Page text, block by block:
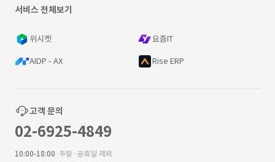
서비스 전체보기
위시켓 요즘IT
AIDP - AX Rise ERP
고객 문의
02-6925-4849
10:00-18:00 주말·공휴일 제외